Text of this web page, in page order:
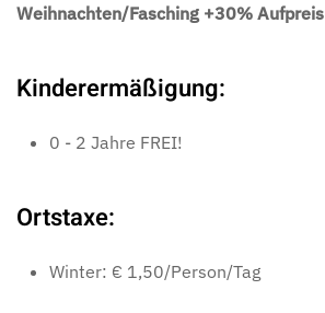
Weihnachten/Fasching +30% Aufpreis
Kinderermäßigung:
0 - 2 Jahre FREI!
Ortstaxe:
Winter: € 1,50/Person/Tag